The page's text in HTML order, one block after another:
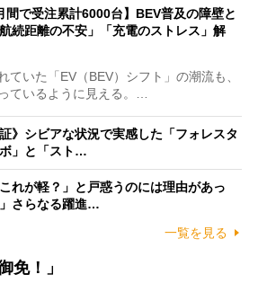
間で受注累計6000台】BEV普及の障壁と
続距離の不安」「充電のストレス」解
いた「EV（BEV）シフト」の潮流も、
ているように見える。…
》シビアな状況で実感した「フォレスタ
」と「スト…
れが軽？」と戸惑うのには理由があっ
さらなる躍進…
一覧を見る
免！」